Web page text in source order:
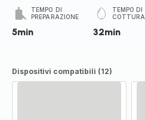
TEMPO DI
PREPARAZIONE
5min
TEMPO DI
COTTURA
32min
Dispositivi compatibili (12)